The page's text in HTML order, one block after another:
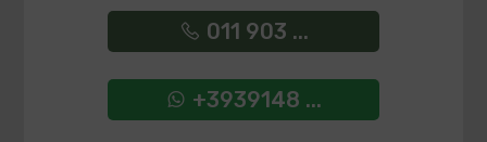
011 903 ...
+3939148 ...